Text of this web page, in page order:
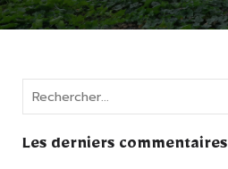
Les derniers commentaires